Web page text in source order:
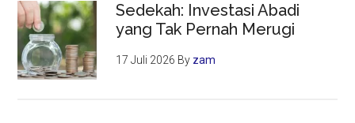
Sedekah: Investasi Abadi
yang Tak Pernah Merugi
17 Juli 2026 By zam